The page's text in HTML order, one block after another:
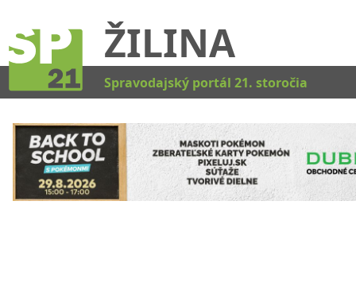
ŽILINA
Spravodajský portál 21. storočia